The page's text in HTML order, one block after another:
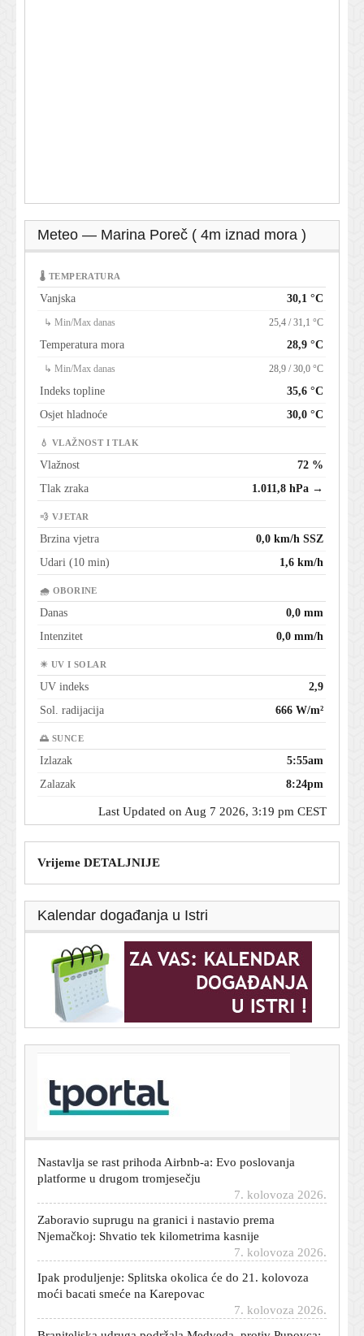
Meteo — Marina Poreč ( 4m iznad mora )
🌡 TEMPERATURA
Vanjska 30,1 °C
↳ Min/Max danas 25,4 / 31,1 °C
Temperatura mora 28,9 °C
↳ Min/Max danas 28,9 / 30,0 °C
Indeks topline
35,6 °C
Osjet hladnoće
30,0 °C
💧 VLAŽNOST I TLAK
Vlažnost
72 %
Tlak zraka
1.011,8 hPa →
💨 VJETAR
Brzina vjetra
0,0 km/h SSZ
Udari (10 min)
1,6 km/h
🌧 OBORINE
Danas
0,0 mm
Intenzitet
0,0 mm/h
☀ UV I SOLAR
UV indeks
2,9
Sol. radijacija
666 W/m²
🌅 SUNCE
Izlazak
5:55am
Zalazak
8:24pm
Last Updated on Aug 7 2026, 3:19 pm CEST
Vrijeme DETALJNIJE
Kalendar događanja u Istri
Zara ima suknju koja spašava svaki ljetni stajling, a stoji
manje od 40 eura
platforme u drugom tromjesečju
Njemačkoj: Shvatio tek kilometrima kasnije
7. kolovoza 2026.
moći bacati smeće na Karepovac